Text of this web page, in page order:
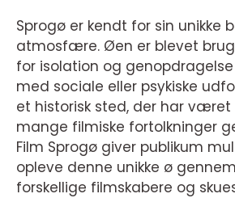
Sprogø er kendt for sin unikke
atmosfære. Øen er blevet
for isolation og
med sociale eller psykiske
et historisk sted, der har
mange filmiske fortolkninger
Film Sprogø giver publikum
opleve denne unikke ø
forskellige filmskabere og